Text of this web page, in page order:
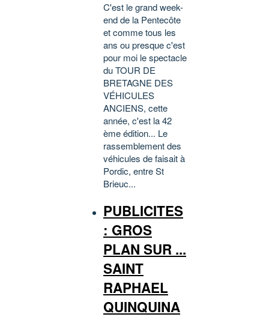
C'est le grand week-
end de la Pentecôte
et comme tous les
ans ou presque c'est
pour moi le spectacle
du TOUR DE
BRETAGNE DES
VÉHICULES
ANCIENS, cette
année, c'est la 42
ème édition... Le
rassemblement des
véhicules de faisait à
Pordic, entre St
Brieuc...
PUBLICITES
: GROS
PLAN SUR ...
SAINT
RAPHAEL
QUINQUINA